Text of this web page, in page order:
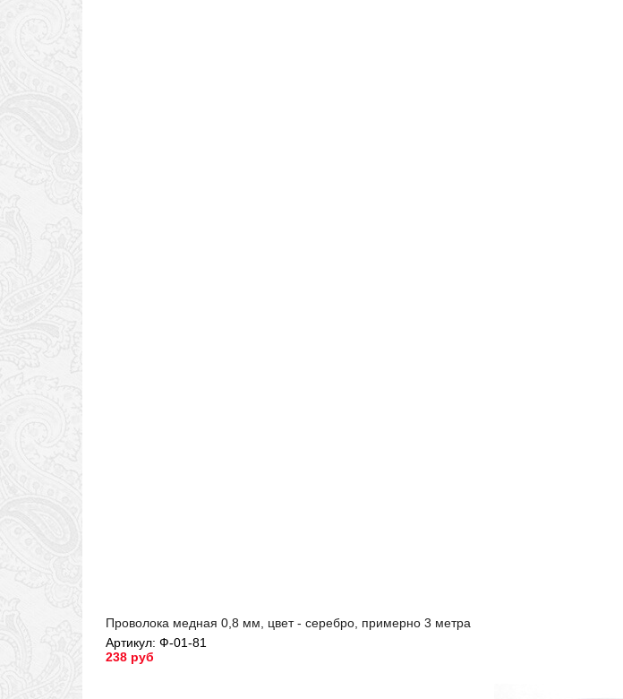
Проволока медная 0,8 мм, цвет - серебро, примерно 3 метра
Артикул: Ф-01-81
238 руб